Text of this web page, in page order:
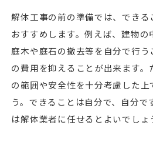
解体工事の前の準備では、でき
おすすめします。例えば、建物
庭木や庭石の撤去等を自分で行
の費用を抑えることが出来ます
の範囲や安全性を十分考慮した
う。できることは自分で、自分
は解体業者に任せるとよいでしょ